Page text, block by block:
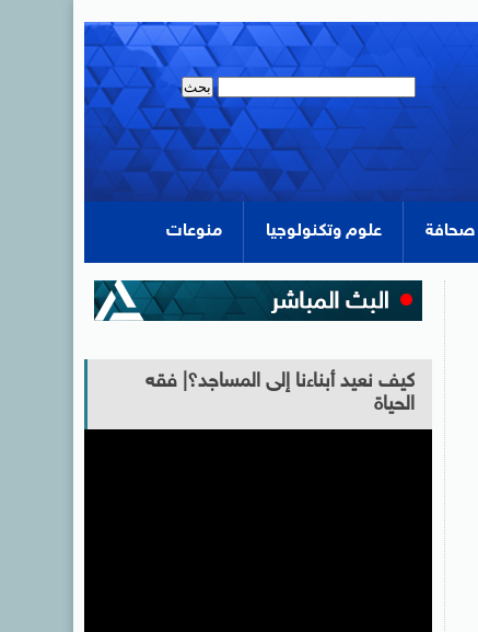
صحافة علوم وتكنولوجيا منوعات
كيف نعيد أبناءنا إلى المساجد؟| فقه
الحياة